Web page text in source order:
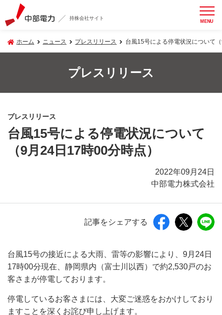
持株会社サイト MENU
ホーム ニュース プレスリリース 台風15号による停電状況について
プレスリリース
プレスリリース
台風15号による停電状況について
（9月24日17時00分時点）
2022年09月24日
中部電力株式会社
記事をシェアする
台風15号の接近による大雨、雷等の影響により、9月24日
17時00分現在、静岡県内（富士川以西）で約2,530戸のお
客さまが停電しております。
停電しているお客さまには、大変ご迷惑をおかけしており
ますことを深くお詫び申し上げます。